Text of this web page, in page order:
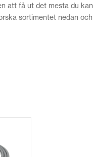
att få ut det mesta du
sortimentet nedan